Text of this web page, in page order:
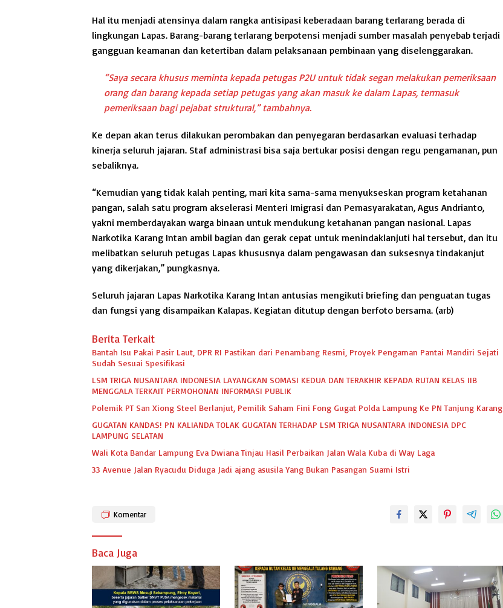
Hal itu menjadi atensinya dalam rangka antisipasi keberadaan barang terlarang berada di
lingkungan Lapas. Barang-barang terlarang berpotensi menjadi sumber masalah penyebab terjadi
gangguan keamanan dan ketertiban dalam pelaksanaan pembinaan yang diselenggarakan.
“Saya secara khusus meminta kepada petugas P2U untuk tidak segan melakukan pemeriksaan
orang dan barang kepada setiap petugas yang akan masuk ke dalam Lapas, termasuk
pemeriksaan bagi pejabat struktural,” tambahnya.
Ke depan akan terus dilakukan perombakan dan penyegaran berdasarkan evaluasi terhadap
kinerja seluruh jajaran. Staf administrasi bisa saja bertukar posisi dengan regu pengamanan, pun
sebaliknya.
“Kemudian yang tidak kalah penting, mari kita sama-sama menyukseskan program ketahanan
pangan, salah satu program akselerasi Menteri Imigrasi dan Pemasyarakatan, Agus Andrianto,
yakni memberdayakan warga binaan untuk mendukung ketahanan pangan nasional. Lapas
Narkotika Karang Intan ambil bagian dan gerak cepat untuk menindaklanjuti hal tersebut, dan itu
melibatkan seluruh petugas Lapas khususnya dalam pengawasan dan suksesnya tindakanjut
yang dikerjakan,” pungkasnya.
Seluruh jajaran Lapas Narkotika Karang Intan antusias mengikuti briefing dan penguatan tugas
dan fungsi yang disampaikan Kalapas. Kegiatan ditutup dengan berfoto bersama. (arb)
Berita Terkait
Bantah Isu Pakai Pasir Laut, DPR RI Pastikan dari Penambang Resmi, Proyek Pengaman Pantai Mandiri Sejati
Sudah Sesuai Spesifikasi
LSM TRIGA NUSANTARA INDONESIA LAYANGKAN SOMASI KEDUA DAN TERAKHIR KEPADA RUTAN KELAS IIB
MENGGALA TERKAIT PERMOHONAN INFORMASI PUBLIK
Polemik PT San Xiong Steel Berlanjut, Pemilik Saham Fini Fong Gugat Polda Lampung Ke PN Tanjung Karang
GUGATAN KANDAS! PN KALIANDA TOLAK GUGATAN TERHADAP LSM TRIGA NUSANTARA INDONESIA DPC
LAMPUNG SELATAN
Wali Kota Bandar Lampung Eva Dwiana Tinjau Hasil Perbaikan Jalan Wala Kuba di Way Laga
33 Avenue Jalan Ryacudu Diduga Jadi ajang asusila Yang Bukan Pasangan Suami Istri
Komentar
Baca Juga